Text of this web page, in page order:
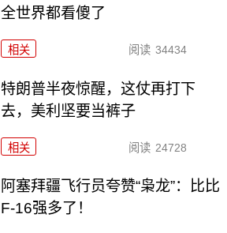
全世界都看傻了
相关 阅读 34434
特朗普半夜惊醒，这仗再打下
去，美利坚要当裤子
相关 阅读 24728
阿塞拜疆飞行员夸赞“枭龙”：比比
F-16强多了！